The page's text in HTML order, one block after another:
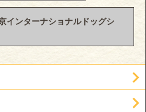
インターナショナルドッグシ